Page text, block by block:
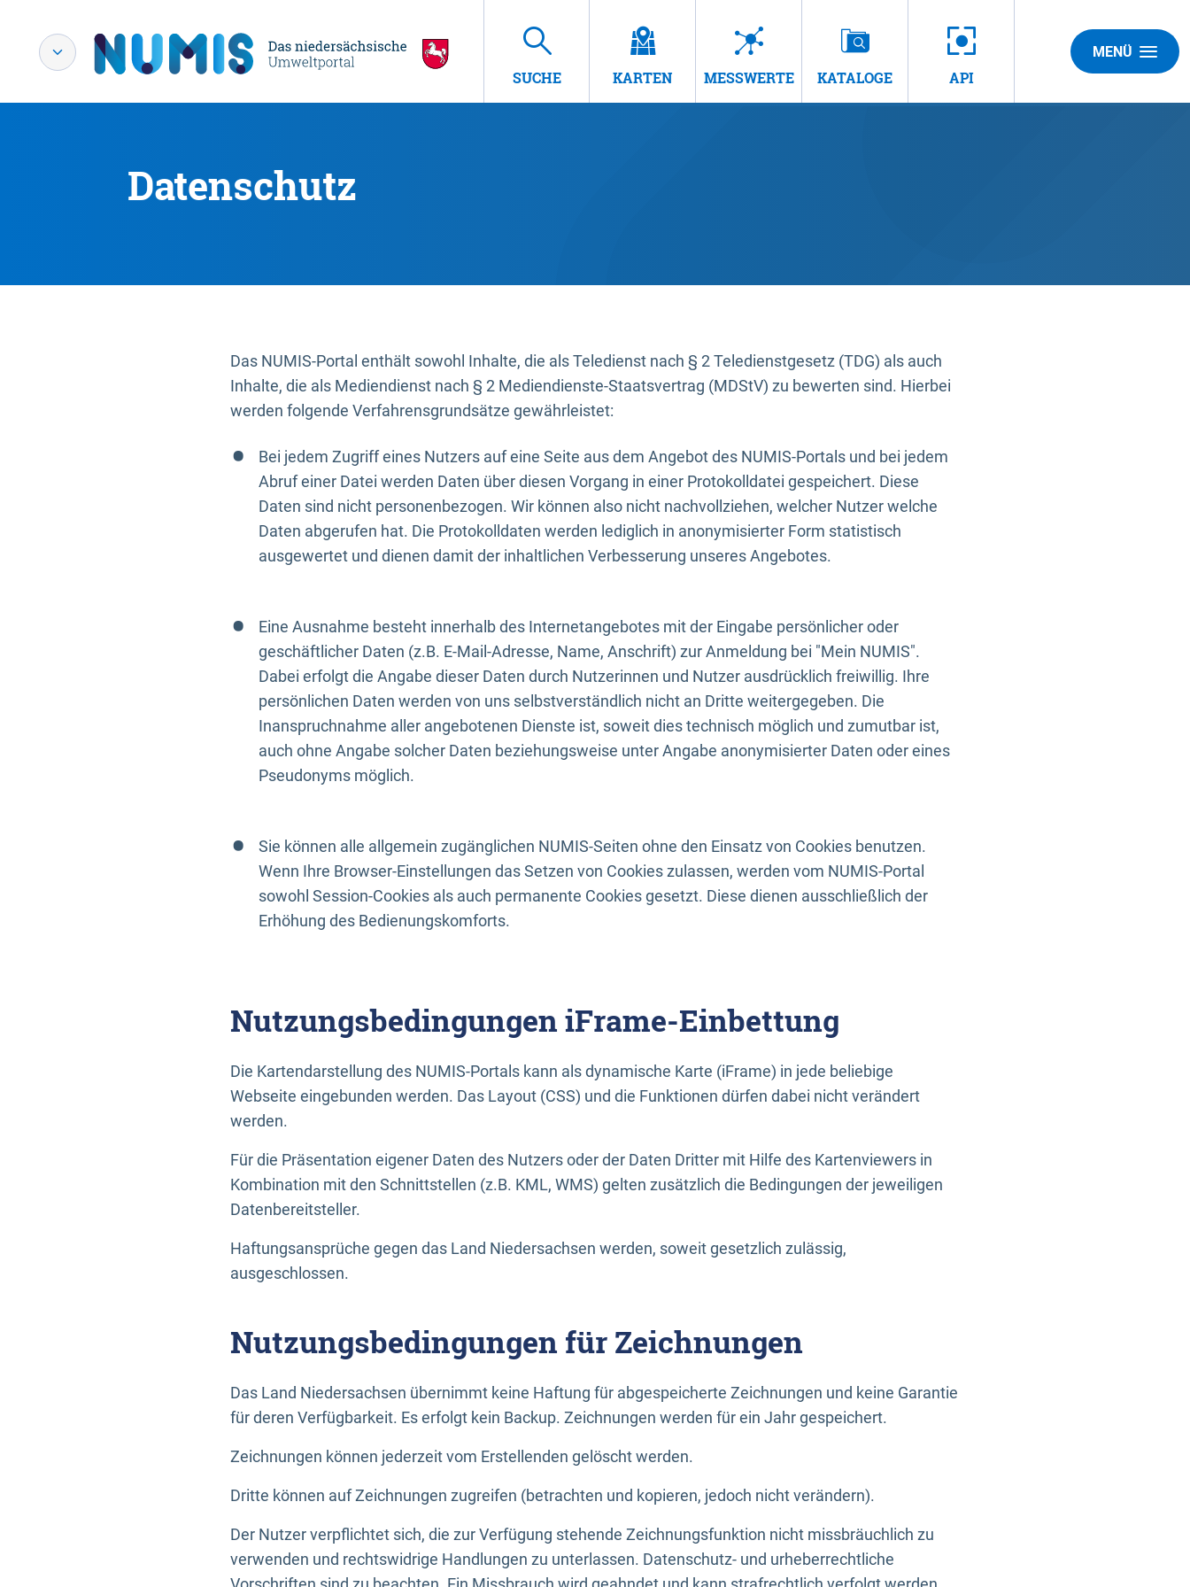
SUCHE KARTEN MESSWERTE KATALOGE API
MENÜ
Datenschutz
Das NUMIS-Portal enthält sowohl Inhalte, die als Teledienst nach § 2 Teledienstgesetz (TDG) als auch
Inhalte, die als Mediendienst nach § 2 Mediendienste-Staatsvertrag (MDStV) zu bewerten sind. Hierbei
werden folgende Verfahrensgrundsätze gewährleistet:
Bei jedem Zugriff eines Nutzers auf eine Seite aus dem Angebot des NUMIS-Portals und bei jedem
Abruf einer Datei werden Daten über diesen Vorgang in einer Protokolldatei gespeichert. Diese
Daten sind nicht personenbezogen. Wir können also nicht nachvollziehen, welcher Nutzer welche
Daten abgerufen hat. Die Protokolldaten werden lediglich in anonymisierter Form statistisch
ausgewertet und dienen damit der inhaltlichen Verbesserung unseres Angebotes.
Eine Ausnahme besteht innerhalb des Internetangebotes mit der Eingabe persönlicher oder
geschäftlicher Daten (z.B. E-Mail-Adresse, Name, Anschrift) zur Anmeldung bei "Mein NUMIS".
Dabei erfolgt die Angabe dieser Daten durch Nutzerinnen und Nutzer ausdrücklich freiwillig. Ihre
persönlichen Daten werden von uns selbstverständlich nicht an Dritte weitergegeben. Die
Inanspruchnahme aller angebotenen Dienste ist, soweit dies technisch möglich und zumutbar ist,
auch ohne Angabe solcher Daten beziehungsweise unter Angabe anonymisierter Daten oder eines
Pseudonyms möglich.
Sie können alle allgemein zugänglichen NUMIS-Seiten ohne den Einsatz von Cookies benutzen.
Wenn Ihre Browser-Einstellungen das Setzen von Cookies zulassen, werden vom NUMIS-Portal
sowohl Session-Cookies als auch permanente Cookies gesetzt. Diese dienen ausschließlich der
Erhöhung des Bedienungskomforts.
Nutzungsbedingungen iFrame-Einbettung
Die Kartendarstellung des NUMIS-Portals kann als dynamische Karte (iFrame) in jede beliebige
Webseite eingebunden werden. Das Layout (CSS) und die Funktionen dürfen dabei nicht verändert
werden.
Für die Präsentation eigener Daten des Nutzers oder der Daten Dritter mit Hilfe des Kartenviewers in
Kombination mit den Schnittstellen (z.B. KML, WMS) gelten zusätzlich die Bedingungen der jeweiligen
Datenbereitsteller.
Haftungsansprüche gegen das Land Niedersachsen werden, soweit gesetzlich zulässig,
ausgeschlossen.
Nutzungsbedingungen für Zeichnungen
Das Land Niedersachsen übernimmt keine Haftung für abgespeicherte Zeichnungen und keine Garantie
für deren Verfügbarkeit. Es erfolgt kein Backup. Zeichnungen werden für ein Jahr gespeichert.
Zeichnungen können jederzeit vom Erstellenden gelöscht werden.
Dritte können auf Zeichnungen zugreifen (betrachten und kopieren, jedoch nicht verändern).
Der Nutzer verpflichtet sich, die zur Verfügung stehende Zeichnungsfunktion nicht missbräuchlich zu
verwenden und rechtswidrige Handlungen zu unterlassen. Datenschutz- und urheberrechtliche